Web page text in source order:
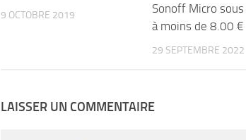
9 OCTOBRE 2019
Sonoff Micro sous
à moins de 8.00 €
29 SEPTEMBRE 2022
LAISSER UN COMMENTAIRE